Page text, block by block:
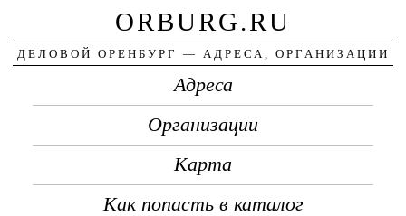
ORBURG.RU
ДЕЛОВОЙ ОРЕНБУРГ — АДРЕСА, ОРГАНИЗАЦИИ
Адреса
Организации
Карта
Как попасть в каталог